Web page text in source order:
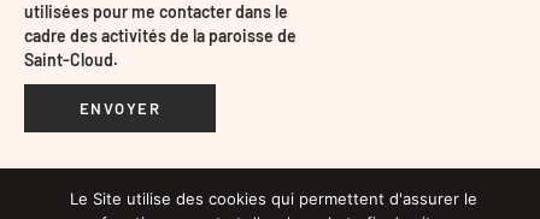
utilisées pour me contacter dans le
cadre des activités de la paroisse de
Saint-Cloud.
ENVOYER
Mentions légales
Le Site utilise des cookies qui permettent d'assurer le